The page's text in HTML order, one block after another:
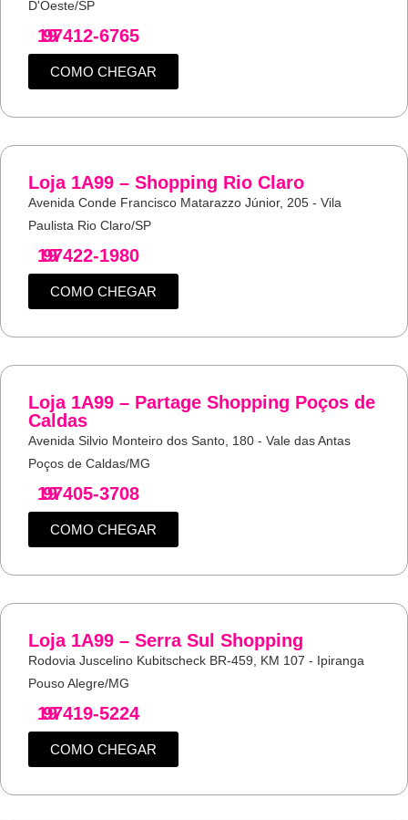
D'Oeste/SP
19
97412-6765
COMO CHEGAR
Loja 1A99 – Shopping Rio Claro
Avenida Conde Francisco Matarazzo Júnior, 205 - Vila
Paulista Rio Claro/SP
19
97422-1980
COMO CHEGAR
Loja 1A99 – Partage Shopping Poços de
Caldas
Avenida Silvio Monteiro dos Santo, 180 - Vale das Antas
Poços de Caldas/MG
19
97405-3708
COMO CHEGAR
Loja 1A99 – Serra Sul Shopping
Rodovia Juscelino Kubitscheck BR-459, KM 107 - Ipiranga
Pouso Alegre/MG
19
97419-5224
COMO CHEGAR